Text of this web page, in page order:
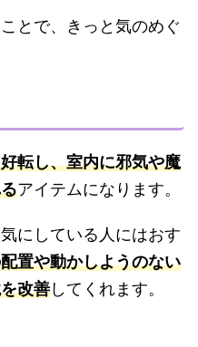
とで、きっと気のめぐ
転し、室内に邪気や魔
アイテムになります。
にしている人にはおす
置や動かしようのない
改善してくれます。